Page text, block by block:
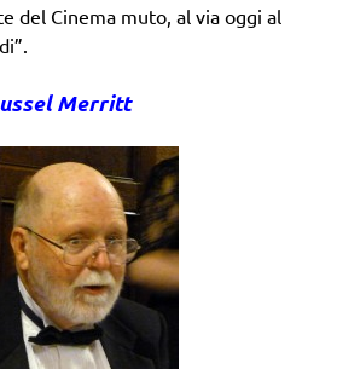
del Cinema muto, al via oggi al
Merritt